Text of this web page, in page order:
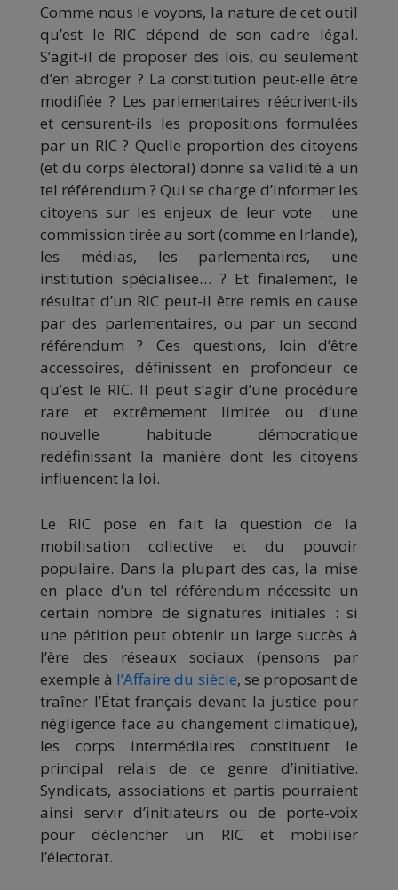
Comme nous le voyons, la nature de cet outil
qu’est le RIC dépend de son cadre légal.
S’agit-il de proposer des lois, ou seulement
d’en abroger ? La constitution peut-elle être
modifiée ? Les parlementaires réécrivent-ils
et censurent-ils les propositions formulées
par un RIC ? Quelle proportion des citoyens
(et du corps électoral) donne sa validité à un
tel référendum ? Qui se charge d’informer les
citoyens sur les enjeux de leur vote : une
commission tirée au sort (comme en Irlande),
les médias, les parlementaires, une
institution spécialisée… ? Et finalement, le
résultat d’un RIC peut-il être remis en cause
par des parlementaires, ou par un second
référendum ? Ces questions, loin d’être
accessoires, définissent en profondeur ce
qu’est le RIC. Il peut s’agir d’une procédure
rare et extrêmement limitée ou d’une
nouvelle habitude démocratique
redéfinissant la manière dont les citoyens
influencent la loi.
Le RIC pose en fait la question de la
mobilisation collective et du pouvoir
populaire. Dans la plupart des cas, la mise
en place d’un tel référendum nécessite un
certain nombre de signatures initiales : si
une pétition peut obtenir un large succès à
l’ère des réseaux sociaux (pensons par
exemple à l’Affaire du siècle, se proposant de
traîner l’État français devant la justice pour
négligence face au changement climatique),
les corps intermédiaires constituent le
principal relais de ce genre d’initiative.
Syndicats, associations et partis pourraient
ainsi servir d’initiateurs ou de porte-voix
pour déclencher un RIC et mobiliser
l’électorat.